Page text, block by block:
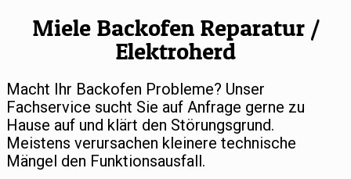
Miele Backofen Reparatur /
Elektroherd
Macht Ihr Backofen Probleme? Unser
Fachservice sucht Sie auf Anfrage gerne zu
Hause auf und klärt den Störungsgrund.
Meistens verursachen kleinere technische
Mängel den Funktionsausfall.